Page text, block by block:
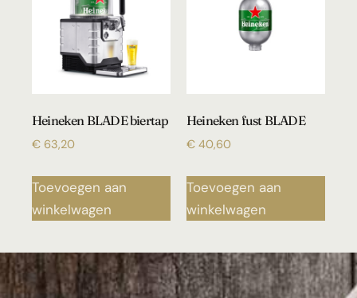
Heineken BLADE biertap
€ 63,20
Toevoegen aan
winkelwagen
Heineken fust BLADE
€ 40,60
Toevoegen aan
winkelwagen